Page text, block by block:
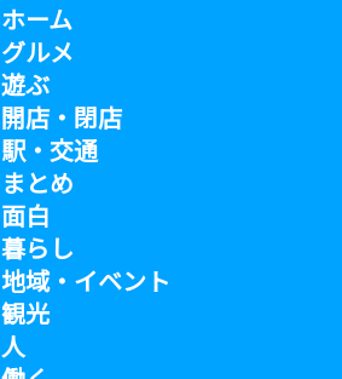
ホーム
グルメ
遊ぶ
開店・閉店
駅・交通
まとめ
面白
暮らし
地域・イベント
観光
人